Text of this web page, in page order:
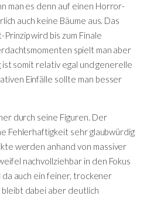
man es denn auf einen Horror-
auch keine Bäume aus. Das
wird bis zum Finale
spielt man aber
somit relativ egal und generelle
Einfälle sollte man besser
durch seine Figuren. Der
Fehlerhaftigkeit sehr glaubwürdig
werden anhand von massiver
nachvollziehbar in den Fokus
auch ein feiner, trockener
dabei aber deutlich